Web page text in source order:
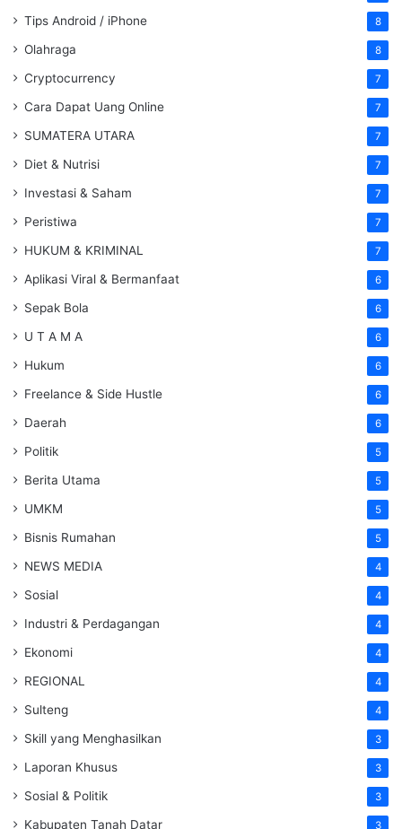
Tips Android / iPhone 8
Olahraga 8
Cryptocurrency 7
Cara Dapat Uang Online 7
SUMATERA UTARA 7
Diet & Nutrisi 7
Investasi & Saham 7
Peristiwa 7
HUKUM & KRIMINAL 7
Aplikasi Viral & Bermanfaat 6
Sepak Bola 6
U T A M A 6
Hukum 6
Freelance & Side Hustle 6
Daerah 6
Politik 5
Berita Utama 5
UMKM 5
Bisnis Rumahan 5
NEWS MEDIA 4
Sosial 4
Industri & Perdagangan 4
Ekonomi 4
REGIONAL 4
Sulteng 4
Skill yang Menghasilkan 3
Laporan Khusus 3
Sosial & Politik 3
Kabupaten Tanah Datar 3